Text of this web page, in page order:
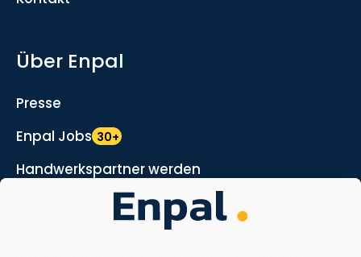
Über Enpal
Presse
Enpal Jobs 30+
Handwerkspartner werden
Marketing- und Vertriebspartner werden